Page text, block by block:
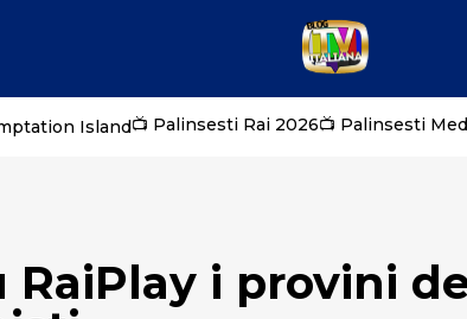
Island📺 Palinsesti Rai 2026📺 Palinsesti
RaiPlay i provini